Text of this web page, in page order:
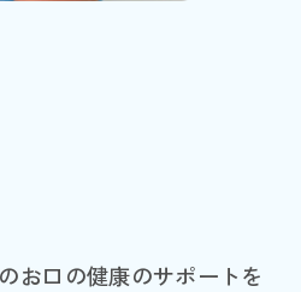
お口の健康のサポートを